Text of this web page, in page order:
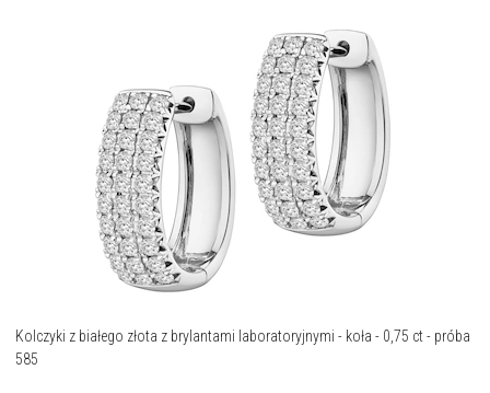
Kolczyki z białego złota z brylantami laboratoryjnymi - koła - 0,75 ct - próba
585